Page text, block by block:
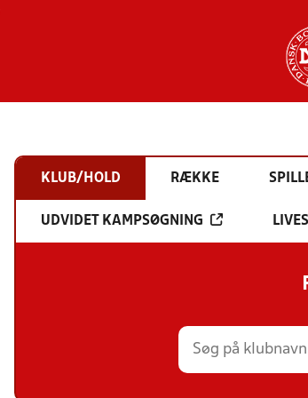
KLUB/HOLD RÆKKE
UDVIDET KAMPSØGNING